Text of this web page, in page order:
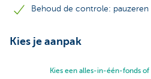
Behoud de controle:
Kies je aanpak
Kies een alles-in-één-fonds